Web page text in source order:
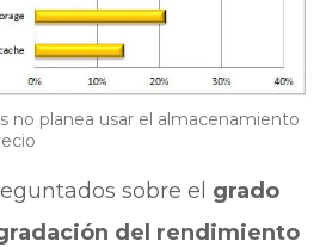
no planea usar el almacenamiento
sobre el grado
del rendimiento